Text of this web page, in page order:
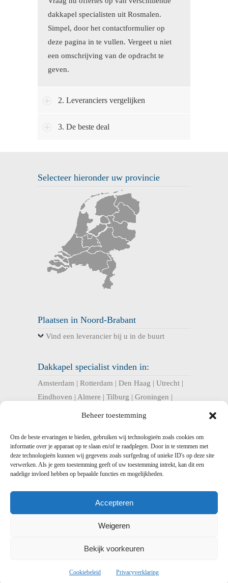
Beheer toestemming
Om de beste ervaringen te bieden, gebruiken wij technologieën zoals cookies om
informatie over je apparaat op te slaan en/of te raadplegen. Door in te stemmen met
deze technologieën kunnen wij gegevens zoals surfgedrag of unieke ID's op deze site
verwerken. Als je geen toestemming geeft of uw toestemming intrekt, kan dit een
nadelige invloed hebben op bepaalde functies en mogelijkheden.
Accepteren
Weigeren
Bekijk voorkeuren
Cookiebeleid Privacyverklaring
dakkapel specialisten uit Rosmalen.
Simpel, door het contactformulier op
deze pagina in te vullen. Vergeet u niet
een omschrijving van de opdracht te
geven.
2. Leveranciers vergelijken
3. De beste deal
Selecteer hieronder uw provincie
Plaatsen in Noord-Brabant
Vind een leverancier bij u in de buurt
Dakkapel specialist vinden in:
Amsterdam | Rotterdam | Den Haag | Utrecht |
Eindhoven | Almere | Tilburg | Groningen |
U bent hier:
Dakkapel Expres>Dakkapel Noord-Brabant –
Rosmalen – Prefab, kunststof en houten
dakkapellen
Expres -- Voorwaarden